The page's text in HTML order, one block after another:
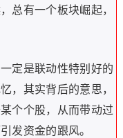
总有一个板块崛起，
定是联动性特别好的
，其实背后的意思，
个个股，从而带动过
发资金的跟风。